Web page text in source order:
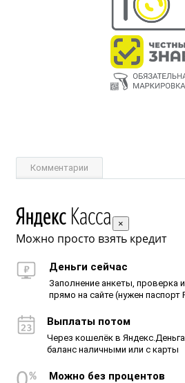
Комментарии
×
Можно просто взять кредит
Деньги сейчас
Заполнение анкеты, проверка
прямо на сайте (нужен паспорт
Выплаты потом
Через кошелёк в
баланс наличными или с карты
Можно без процентов